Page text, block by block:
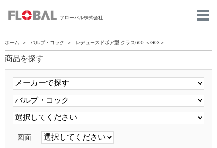
フローバル株式会社
ホーム バルブ・コック レデュースドボア型 クラス600 ＜G03＞
商品を探す
図面